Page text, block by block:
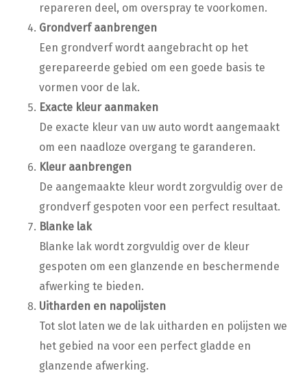
repareren deel, om overspray te voorkomen.
Grondverf aanbrengen
Een grondverf wordt aangebracht op het
gerepareerde gebied om een goede basis te
vormen voor de lak.
Exacte kleur aanmaken
De exacte kleur van uw auto wordt aangemaakt
om een naadloze overgang te garanderen.
Kleur aanbrengen
De aangemaakte kleur wordt zorgvuldig over de
grondverf gespoten voor een perfect resultaat.
Blanke lak
Blanke lak wordt zorgvuldig over de kleur
gespoten om een glanzende en beschermende
afwerking te bieden.
Uitharden en napolijsten
Tot slot laten we de lak uitharden en polijsten we
het gebied na voor een perfect gladde en
glanzende afwerking.